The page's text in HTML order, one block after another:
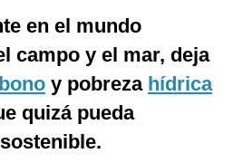
en el mundo
campo y el mar, deja
y pobreza hídrica
quizá pueda